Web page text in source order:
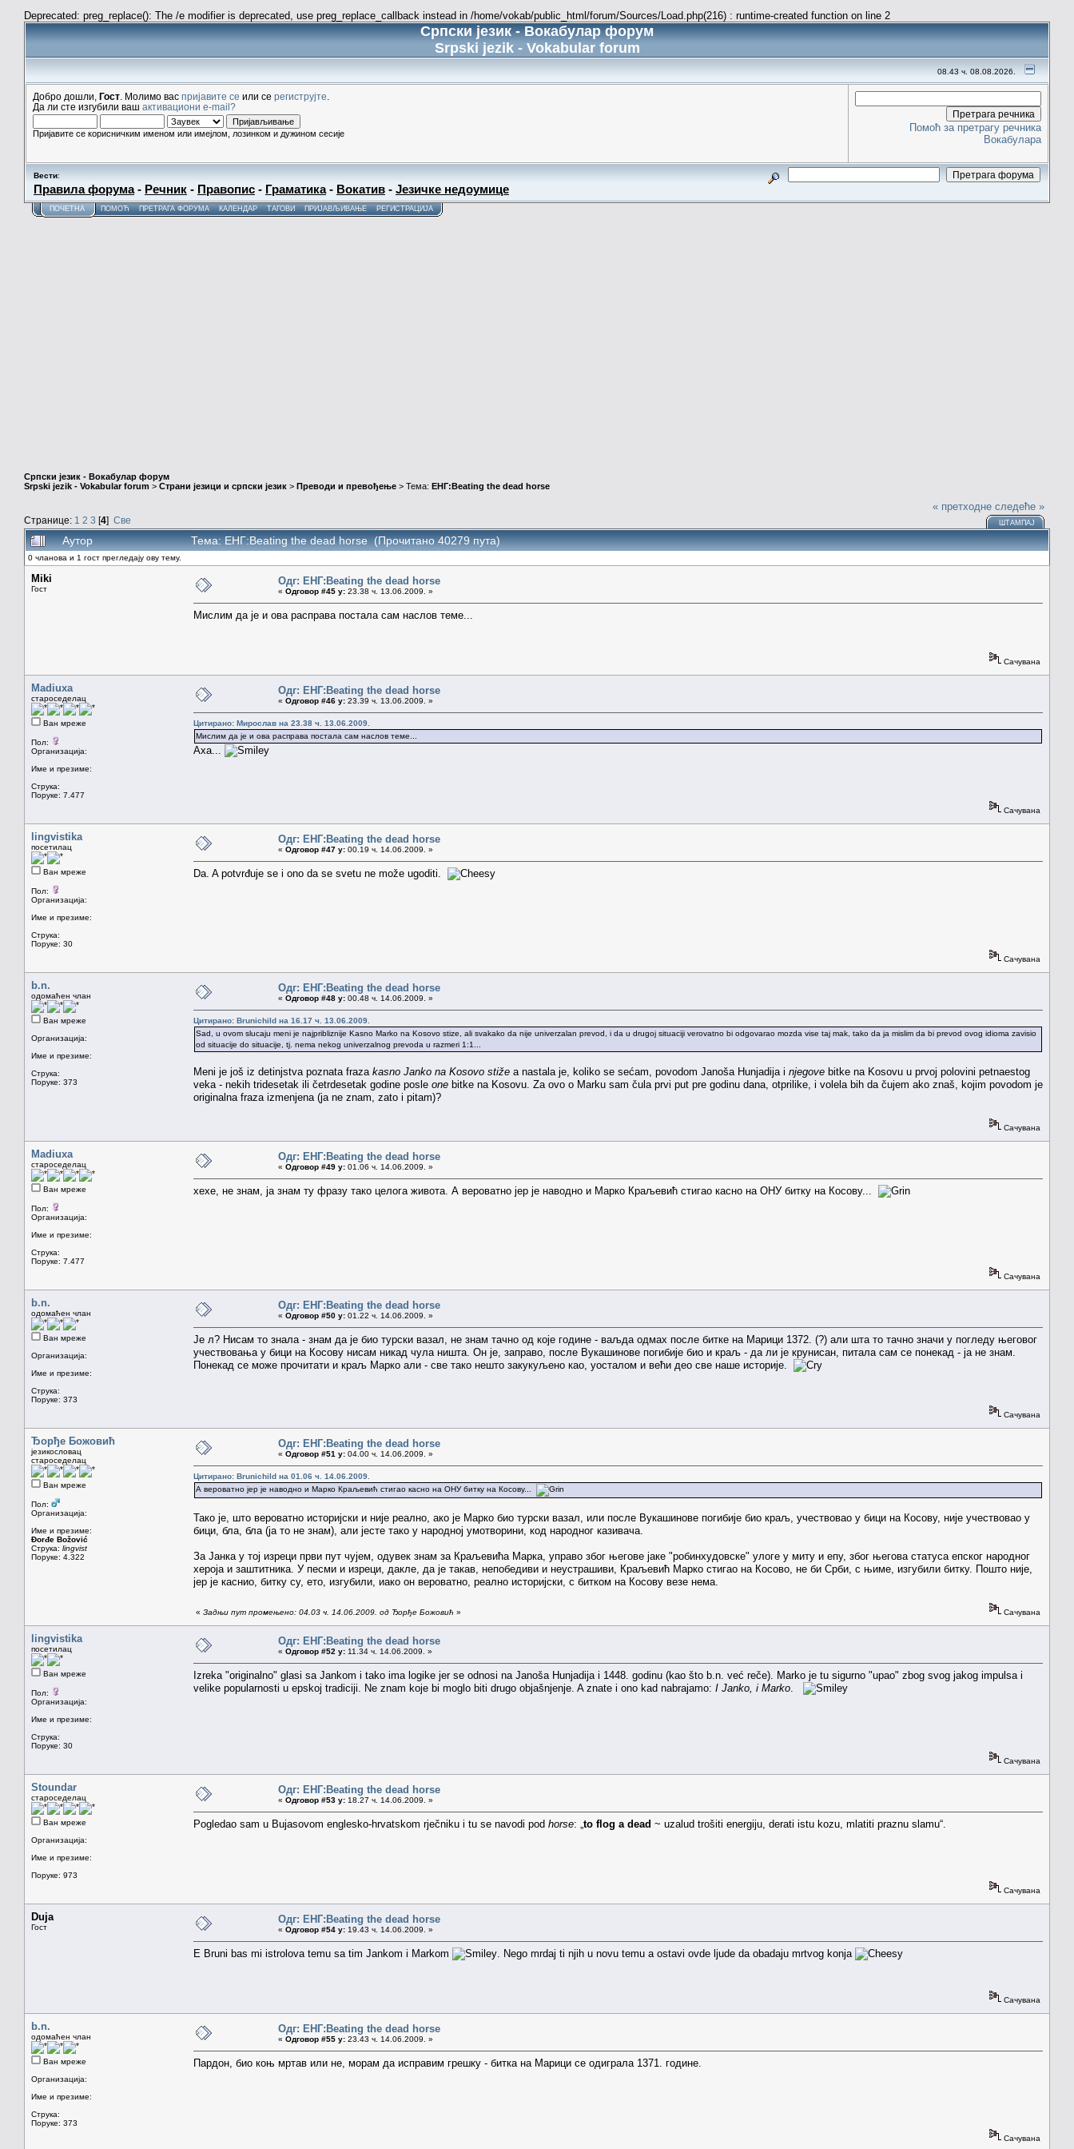
Deprecated: preg_replace(): The /e modifier is deprecated, use preg_replace_callback instead in /home/vokab/public_html/forum/Sources/Load.php(216) : runtime-created function on line 2
Српски језик - Вокабулар форум
Srpski jezik - Vokabular forum
08.43 ч. 08.08.2026.
Добро дошли, Гост . Молимо вас пријавите се или се региструјте
Да ли сте изгубили ваш активациони e-mail?
Пријавите се корисничким именом или имејлом, лозинком и дужином сесије
Помоћ за претрагу речника
Вокабулара
Вести:
Правила форума- Речник - Правопис - Граматика- Вокатив - Језичке недоумице
ПОЧЕТНА ПОМОЋ ПРЕТРАГА ФОРУМА КАЛЕНДАР ТАГОВИ ПРИЈАВЉИВАЊЕ РЕГИСТРАЦИЈА
Српски језик - Вокабулар форум
Srpski jezik - Vokabular forum > Страни језици и српски језик > Преводи и превођење > Тема: ЕНГ:Beating the dead horse
Странице: 1 2 3 [4] Све
« претходне следеће »
ШТАМПАЈ
Аутор Тема: ЕНГ:Beating the dead horse (Прочитано 40279 пута)
0 чланова и 1 гост прегледају ову тему.
Miki
Гост
Одг: ЕНГ:Beating the dead horse
« Одговор #45 у: 23.38 ч. 13.06.2009. »
Мислим да је и ова расправа постала сам наслов теме...
Сачувана
Madiuxa
староседелац
Ван мреже
Пол:
Организација:
Име и презиме:
Струка:
Поруке: 7.477
Одг: ЕНГ:Beating the dead horse
« Одговор #46 у: 23.39 ч. 13.06.2009. »
Цитирано: Мирослав на 23.38 ч. 13.06.2009.
Мислим да је и ова расправа постала сам наслов теме...
Аха...
Сачувана
lingvistika
посетилац
Ван мреже
Пол:
Организација:
Име и презиме:
Струка:
Поруке: 30
Одг: ЕНГ:Beating the dead horse
« Одговор #47 у: 00.19 ч. 14.06.2009. »
Da. A potvrđuje se i ono da se svetu ne može ugoditi.
Сачувана
b.n.
одомаћен члан
Ван мреже
Организација:
Име и презиме:
Струка:
Поруке: 373
Одг: ЕНГ:Beating the dead horse
« Одговор #48 у: 00.48 ч. 14.06.2009. »
Цитирано: Brunichild на 16.17 ч. 13.06.2009.
Sad, u ovom slucaju meni je najpribliznije Kasno Marko na Kosovo stize, ali svakako da nije univerzalan prevod, i da u drugoj situaciji verovatno bi odgovarao mozda vise taj mak, tako da ja mislim da bi prevod ovog idioma zavisio
od situacije do situacije, tj. nema nekog univerzalnog prevoda u razmeri 1:1...
Meni je još iz detinjstva poznata fraza kasno Janko na Kosovo stiže a nastala je, koliko se sećam, povodom Janoša Hunjadija i njegove bitke na Kosovu u prvoj polovini petnaestog
veka - nekih tridesetak ili četrdesetak godine posle one bitke na Kosovu. Za ovo o Marku sam čula prvi put pre godinu dana, otprilike, i volela bih da čujem ako znaš, kojim povodom je
originalna fraza izmenjena (ja ne znam, zato i pitam)?
Сачувана
Madiuxa
староседелац
Ван мреже
Пол:
Организација:
Име и презиме:
Струка:
Поруке: 7.477
Одг: ЕНГ:Beating the dead horse
« Одговор #49 у: 01.06 ч. 14.06.2009. »
хехе, не знам, ја знам ту фразу тако целога живота. А вероватно јер је наводно и Марко Краљевић стигао касно на ОНУ битку на Косову...
Сачувана
b.n.
одомаћен члан
Ван мреже
Организација:
Име и презиме:
Струка:
Поруке: 373
Одг: ЕНГ:Beating the dead horse
« Одговор #50 у: 01.22 ч. 14.06.2009. »
Је л? Нисам то знала - знам да је био турски вазал, не знам тачно од које године - ваљда одмах после битке на Марици 1372. (?) али шта то тачно значи у погледу његовог
учествовања у бици на Косову нисам никад чула ништа. Он је, заправо, после Вукашинове погибије био и краљ - да ли је крунисан, питала сам се понекад - ја не знам.
Понекад се може прочитати и краљ Марко али - све тако нешто закукуљено као, уосталом и већи део све наше историје.
Сачувана
Ђорђе Божовић
језикословац
староседелац
Ван мреже
Пол:
Организација:
Име и презиме:
Đorđe Božović
Струка: lingvist
Поруке: 4.322
Одг: ЕНГ:Beating the dead horse
« Одговор #51 у: 04.00 ч. 14.06.2009. »
Цитирано: Brunichild на 01.06 ч. 14.06.2009.
А вероватно јер је наводно и Марко Краљевић стигао касно на ОНУ битку на Косову...
Тако је, што вероватно историјски и није реално, ако је Марко био турски вазал, или после Вукашинове погибије био краљ, учествовао у бици на Косову, није учествовао у
бици, бла, бла (ја то не знам), али јесте тако у народној умотворини, код народног казивача.
За Јанка у тој изреци први пут чујем, одувек знам за Краљевића Марка, управо због његове јаке "робинхудовске" улоге у миту и епу, због његова статуса епског народног
хероја и заштитника. У песми и изреци, дакле, да је такав, непобедиви и неустрашиви, Краљевић Марко стигао на Косово, не би Срби, с њиме, изгубили битку. Пошто није,
јер је каснио, битку су, ето, изгубили, иако он вероватно, реално историјски, с битком на Косову везе нема.
« Задњи пут промењено: 04.03 ч. 14.06.2009. од Ђорђе Божовић » Сачувана
lingvistika
посетилац
Ван мреже
Пол:
Организација:
Име и презиме:
Струка:
Поруке: 30
Одг: ЕНГ:Beating the dead horse
« Одговор #52 у: 11.34 ч. 14.06.2009. »
Izreka "originalno" glasi sa Jankom i tako ima logike jer se odnosi na Janoša Hunjadija i 1448. godinu (kao što b.n. već reče). Marko je tu sigurno "upao" zbog svog jakog impulsa i
velike popularnosti u epskoj tradiciji. Ne znam koje bi moglo biti drugo objašnjenje. A znate i ono kad nabrajamo: I Janko, i Marko
Сачувана
Stoundar
староседелац
Ван мреже
Организација:
Име и презиме:
Поруке: 973
Одг: ЕНГ:Beating the dead horse
« Одговор #53 у: 18.27 ч. 14.06.2009. »
Pogledao sam u Bujasovom englesko-hrvatskom rječniku i tu se navodi pod horse: „ to flog a dead ~ uzalud trošiti energiju, derati istu kozu, mlatiti praznu slamu“.
Сачувана
Duja
Гост
Одг: ЕНГ:Beating the dead horse
« Одговор #54 у: 19.43 ч. 14.06.2009. »
E Bruni bas mi istrolova temu sa tim Jankom i Markom . Nego mrdaj ti njih u novu temu a ostavi ovde ljude da obadaju mrtvog konja
Сачувана
b.n.
одомаћен члан
Ван мреже
Организација:
Име и презиме:
Струка:
Поруке: 373
Одг: ЕНГ:Beating the dead horse
« Одговор #55 у: 23.43 ч. 14.06.2009. »
Пардон, био коњ мртав или не, морам да исправим грешку - битка на Марици се одиграла 1371. године.
Сачувана